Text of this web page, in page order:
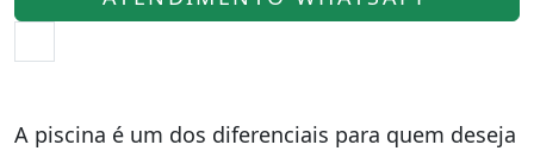
A piscina é um dos diferenciais para quem deseja